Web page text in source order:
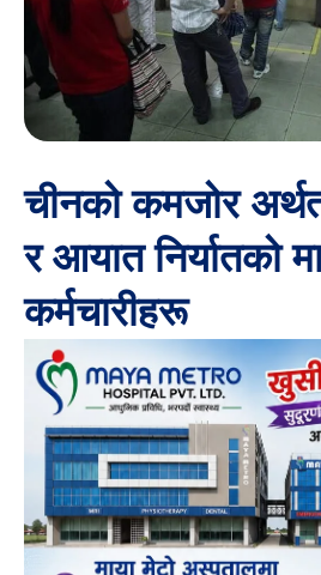
चीनको कमजोर
र आयात निर्यातको
कर्मचारीहरू